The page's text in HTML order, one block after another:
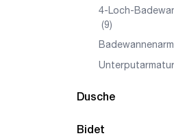
4-Loch-
(9)
Dusche
Bidet